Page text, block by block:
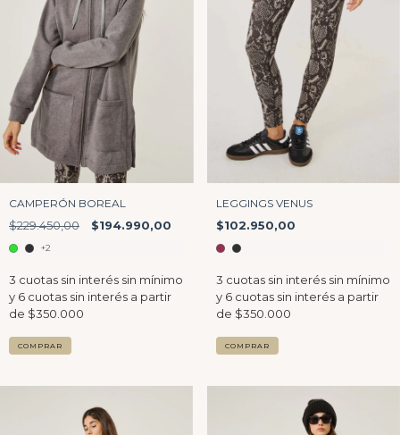
CAMPERÓN BOREAL
$229.450,00 $194.990,00
+2
COMPRAR
LEGGINGS VENUS
$102.950,00
COMPRAR